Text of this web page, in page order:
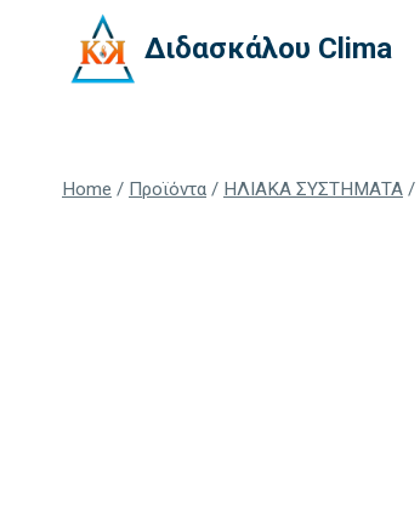
content
Διδασκάλου Clima
Home / Προϊόντα / ΗΛΙΑΚΑ ΣΥΣΤΗΜΑΤΑ /